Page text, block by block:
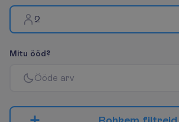
2
Mitu ööd?
Ööde arv